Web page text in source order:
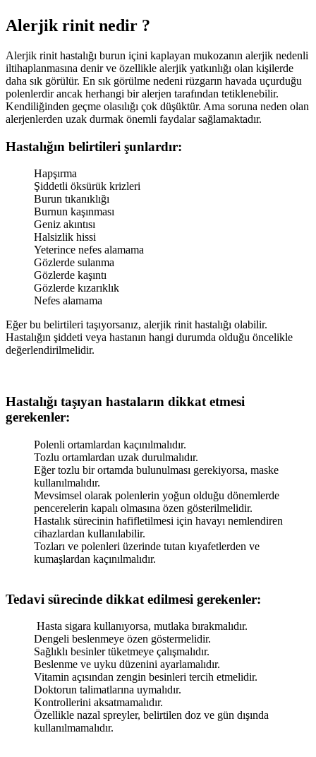
Alerjik rinit nedir ?
Alerjik rinit hastalığı burun içini kaplayan mukozanın alerjik nedenli
iltihaplanmasına denir ve özellikle alerjik yatkınlığı olan kişilerde
daha sık görülür. En sık görülme nedeni rüzgarın havada uçurduğu
polenlerdir ancak herhangi bir alerjen tarafından tetiklenebilir.
Kendiliğinden geçme olasılığı çok düşüktür. Ama soruna neden olan
alerjenlerden uzak durmak önemli faydalar sağlamaktadır.
Hastalığın belirtileri şunlardır:
Hapşırma
Şiddetli öksürük krizleri
Burun tıkanıklığı
Burnun kaşınması
Geniz akıntısı
Halsizlik hissi
Yeterince nefes alamama
Gözlerde sulanma
Gözlerde kaşıntı
Gözlerde kızarıklık
Nefes alamama
Eğer bu belirtileri taşıyorsanız, alerjik rinit hastalığı olabilir.
Hastalığın şiddeti veya hastanın hangi durumda olduğu öncelikle
değerlendirilmelidir.
Hastalığı taşıyan hastaların dikkat etmesi
gerekenler:
Polenli ortamlardan kaçınılmalıdır.
Tozlu ortamlardan uzak durulmalıdır.
Eğer tozlu bir ortamda bulunulması gerekiyorsa, maske
kullanılmalıdır.
Mevsimsel olarak polenlerin yoğun olduğu dönemlerde
pencerelerin kapalı olmasına özen gösterilmelidir.
Hastalık sürecinin hafifletilmesi için havayı nemlendiren
cihazlardan kullanılabilir.
Tozları ve polenleri üzerinde tutan kıyafetlerden ve
kumaşlardan kaçınılmalıdır.
Tedavi sürecinde dikkat edilmesi gerekenler:
Hasta sigara kullanıyorsa, mutlaka bırakmalıdır.
Dengeli beslenmeye özen göstermelidir.
Sağlıklı besinler tüketmeye çalışmalıdır.
Beslenme ve uyku düzenini ayarlamalıdır.
Vitamin açısından zengin besinleri tercih etmelidir.
Doktorun talimatlarına uymalıdır.
Kontrollerini aksatmamalıdır.
Özellikle nazal spreyler, belirtilen doz ve gün dışında
kullanılmamalıdır.